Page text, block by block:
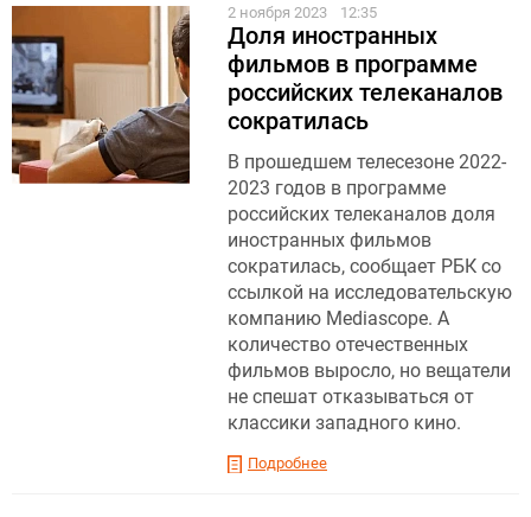
2 ноября 2023 12:35
Доля иностранных
фильмов в программе
российских телеканалов
сократилась
В прошедшем телесезоне 2022-
2023 годов в программе
российских телеканалов доля
иностранных фильмов
сократилась, сообщает РБК со
ссылкой на исследовательскую
компанию Mediascope. А
количество отечественных
фильмов выросло, но вещатели
не спешат отказываться от
классики западного кино.
Подробнее